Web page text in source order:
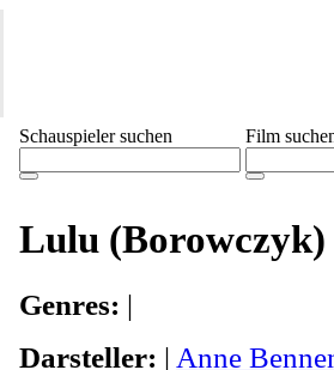
Schauspieler suchen Film
Lulu (Borowczyk)
Genres: |
Darsteller: | Anne